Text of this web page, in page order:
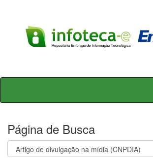
Skip
Página de Busca